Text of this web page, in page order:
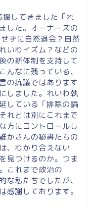
してきました「れ
した。オーナーズの
ずに自然退会？自然
いわイズム？などの
の新体制を支持して
んなに残っている、
の抗議ではあります
しました。れいわ執
している「排除の論
れとは別にこれまで
方にコントロールし
かさんの秘書たちの
、わかり合えない
見つけるのか。つま
これまで政治の
な私たちでしたが、
感謝しております。